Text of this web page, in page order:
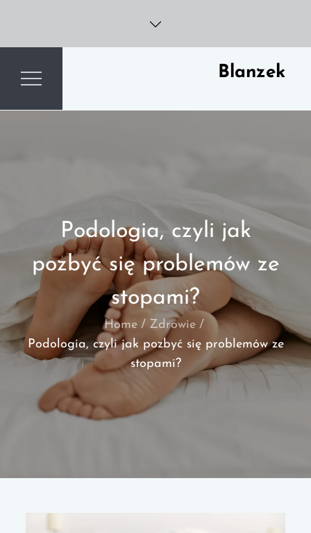
content
Blanzek
Podologia, czyli jak
pozbyć się problemów ze
stopami?
Home
Zdrowie
Podologia, czyli jak pozbyć się problemów ze
stopami?